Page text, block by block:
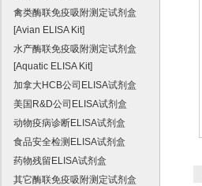
禽类酶联免疫吸附测定试剂盒
[Avian ELISA Kit]
水产酶联免疫吸附测定试剂盒
[Aquatic ELISA Kit]
加拿大HCB公司ELISA试剂盒
美国R&D公司ELISA试剂盒
动物疫病诊断ELISA试剂盒
食品安全检测ELISA试剂盒
药物残留ELISA试剂盒
其它酶联免疫吸附测定试剂盒